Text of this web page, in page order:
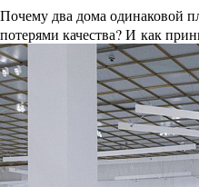
Почему два дома одинаковой
потерями качества? И как